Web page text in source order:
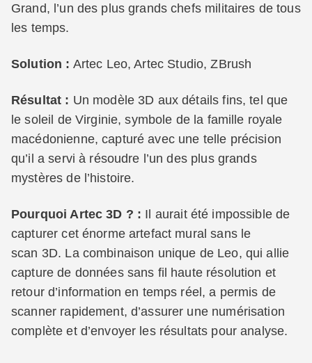
Grand, l’un des plus grands chefs militaires de tous
les temps.
Solution : Artec Leo, Artec Studio, ZBrush
Résultat : Un modèle 3D aux détails fins, tel que
le soleil de Virginie, symbole de la famille royale
macédonienne, capturé avec une telle précision
qu’il a servi à résoudre l’un des plus grands
mystères de l’histoire.
Pourquoi Artec 3D ? : Il aurait été impossible de
capturer cet énorme artefact mural sans le
scan 3D. La combinaison unique de Leo, qui allie
capture de données sans fil haute résolution et
retour d’information en temps réel, a permis de
scanner rapidement, d’assurer une numérisation
complète et d’envoyer les résultats pour analyse.